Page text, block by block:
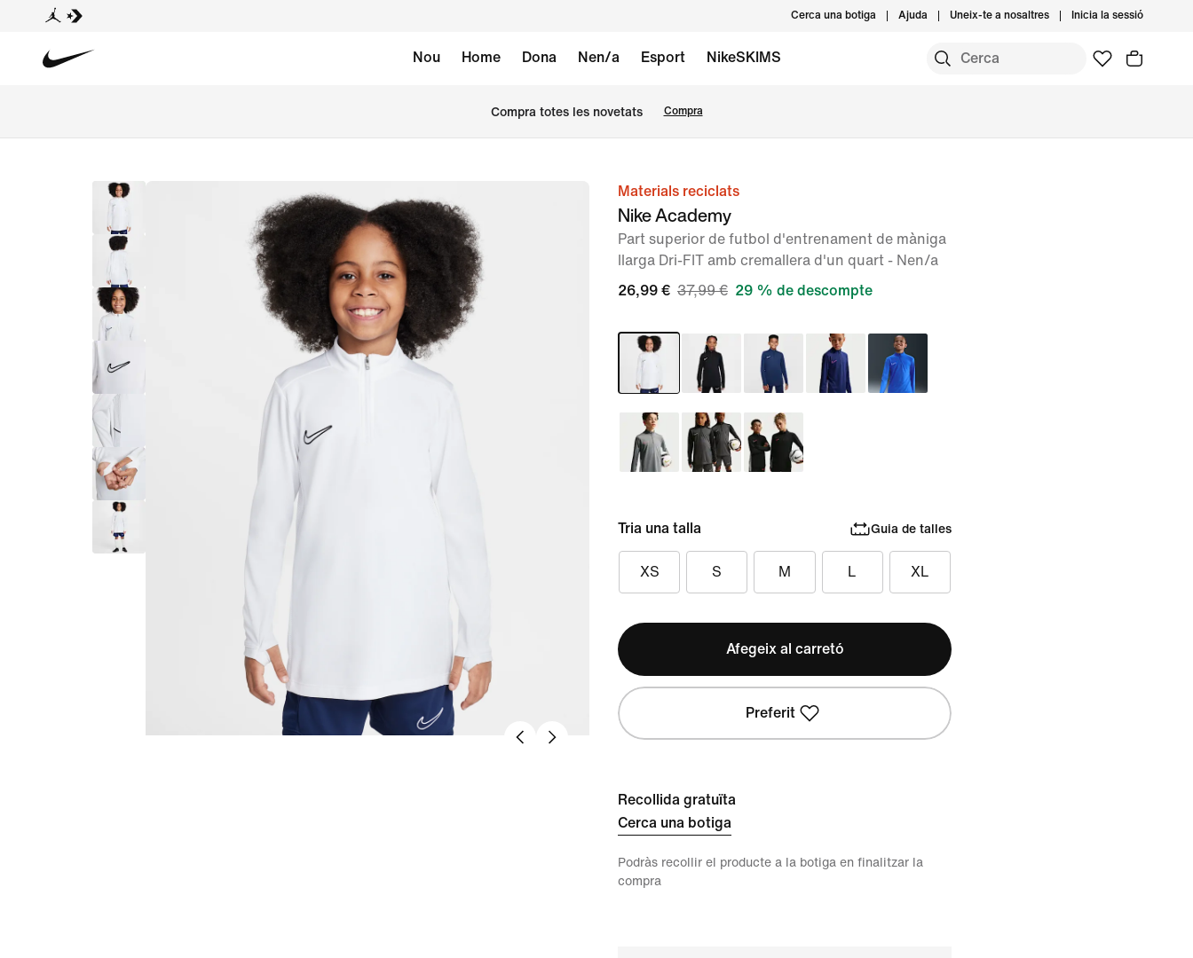
Cerca una botiga Ajuda Uneix-te a nosaltres Inicia la sessió
Nou Home Dona Nen/a Esport NikeSKIMS
Compra totes les novetats Compra
ImatgeMaterials reciclats
Nike Academy
Part superior de futbol d'entrenament de màniga
llarga Dri-FIT amb cremallera d'un quart - Nen/a
26,99 € 37,99 € 29 % de descompte
Tria una talla Guia de talles
XS S M L XL
Afegeix al carretó
Preferit
Recollida gratuïta
Cerca una botiga
Podràs recollir el producte a la botiga en finalitzar la
compra